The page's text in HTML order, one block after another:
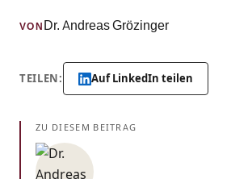
VON Dr. Andreas Grözinger
TEILEN: Auf LinkedIn teilen
ZU DIESEM BEITRAG